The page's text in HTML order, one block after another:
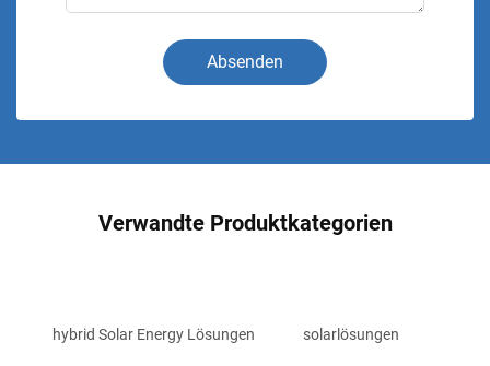
Absenden
Verwandte Produktkategorien
hybrid Solar Energy Lösungen solarlösungen